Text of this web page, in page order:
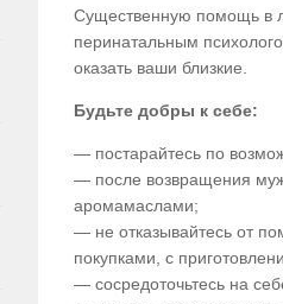
Существенную помощь в
перинатальным
оказать ваши близкие.
Будьте добры к себе:
— постарайтесь по
— после возвращения
аромамаслами;
— не отказывайтесь от
покупками, с
— сосредоточьтесь на